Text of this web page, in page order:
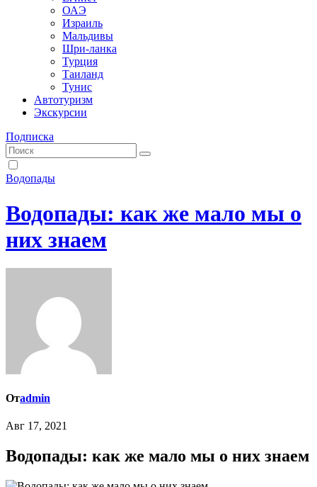
ОАЭ
Израиль
Мальдивы
Шри-ланка
Турция
Таиланд
Тунис
Автотуризм
Экскурсии
Подписка
Водопады
Водопады: как же мало мы о
них знаем
Отadmin
Авг 17, 2021
Водопады: как же мало мы о них знаем